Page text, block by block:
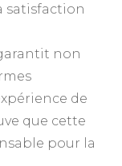
satisfaction
non
de
que cette
pour la